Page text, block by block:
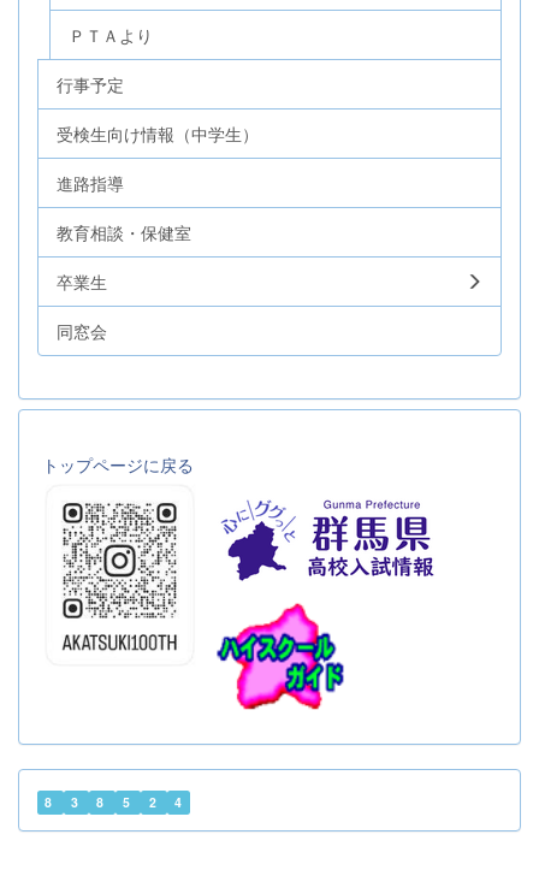
ＰＴＡより
行事予定
受検生向け情報（中学生）
進路指導
教育相談・保健室
卒業生
同窓会
トップページに戻る
8 3 8 5 2 4